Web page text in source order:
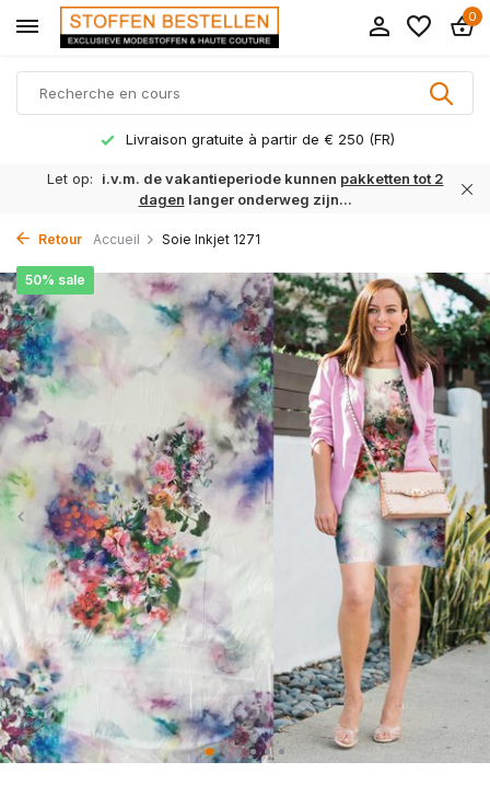
0
Livraison gratuite à partir de € 250 (FR)
Let op: i.v.m. de vakantieperiode kunnen pakketten tot 2
dagen langer onderweg zijn...
Retour Accueil Soie Inkjet 1271
50% sale